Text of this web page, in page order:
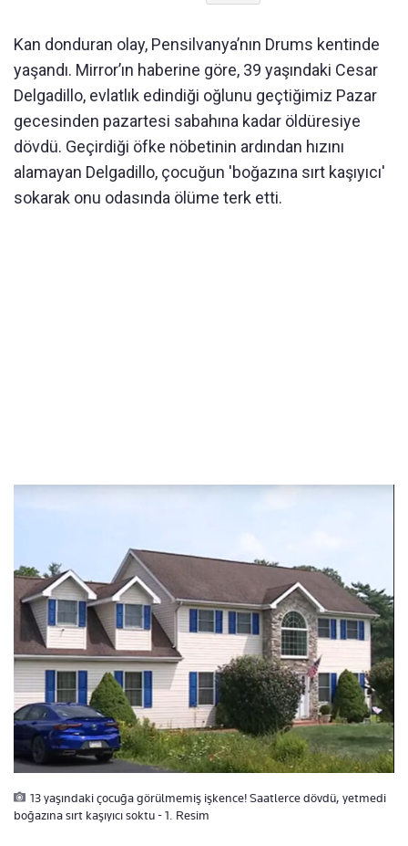
Kan donduran olay, Pensilvanya’nın Drums kentinde
yaşandı. Mirror’ın haberine göre, 39 yaşındaki Cesar
Delgadillo, evlatlık edindiği oğlunu geçtiğimiz Pazar
gecesinden pazartesi sabahına kadar öldüresiye
dövdü. Geçirdiği öfke nöbetinin ardından hızını
alamayan Delgadillo, çocuğun 'boğazına sırt kaşıyıcı'
sokarak onu odasında ölüme terk etti.
13 yaşındaki çocuğa görülmemiş işkence! Saatlerce dövdü, yetmedi
boğazına sırt kaşıyıcı soktu - 1. Resim